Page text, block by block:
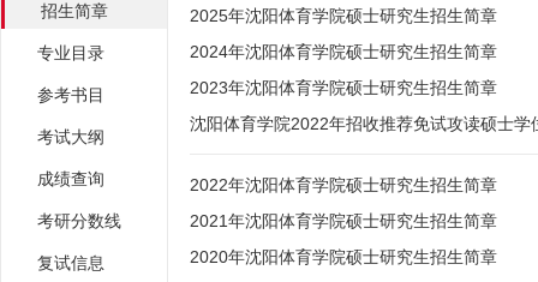
招生简章
专业目录
参考书目
考试大纲
成绩查询
考研分数线
复试信息
2025年沈阳体育学院硕士研究生招生简章
2024年沈阳体育学院硕士研究生招生简章
2023年沈阳体育学院硕士研究生招生简章
沈阳体育学院2022年招收推荐免试攻读硕士学
2022年沈阳体育学院硕士研究生招生简章
2021年沈阳体育学院硕士研究生招生简章
2020年沈阳体育学院硕士研究生招生简章